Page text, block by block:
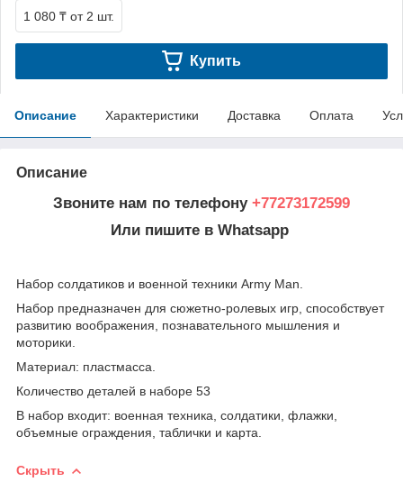
1 080 ₸ от 2 шт.
Купить
Описание Характеристики Доставка Оплата
Описание
Звоните нам по телефону +77273172599
Или пишите в Whatsapp
Набор солдатиков и военной техники Army Man.
Набор предназначен для сюжетно-ролевых игр, способствует
развитию воображения, познавательного мышления и
моторики.
Материал: пластмасса.
Количество деталей в наборе 53
В набор входит: военная техника, солдатики, флажки,
объемные ограждения, таблички и карта.
Скрыть